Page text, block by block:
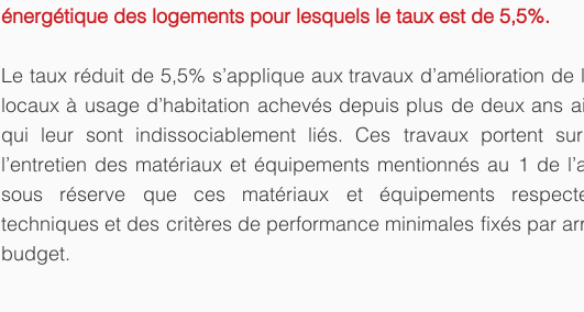
énergétique des logements pour lesquels le taux est de 5,5%.
Le taux réduit de 5,5% s’applique aux travaux d’amélioration
locaux à usage d’habitation achevés depuis plus de deux ans
qui leur sont indissociablement liés. Ces travaux portent
l’entretien des matériaux et équipements mentionnés au 1 de
sous réserve que ces matériaux et équipements
techniques et des critères de performance minimales fixés par
budget.